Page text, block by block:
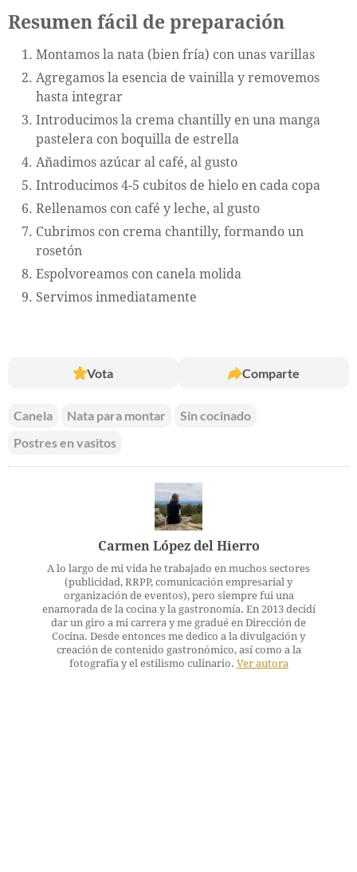
Resumen fácil de preparación
Montamos la nata (bien fría) con unas varillas
Agregamos la esencia de vainilla y removemos
hasta integrar
Introducimos la crema chantilly en una manga
pastelera con boquilla de estrella
Añadimos azúcar al café, al gusto
Introducimos 4-5 cubitos de hielo en cada copa
Rellenamos con café y leche, al gusto
Cubrimos con crema chantilly, formando un
rosetón
Espolvoreamos con canela molida
Servimos inmediatamente
Vota Comparte
Canela Nata para montar
Sin cocinado
Postres en vasitos
Carmen López del Hierro
A lo largo de mi vida he trabajado en muchos sectores
(publicidad, RRPP, comunicación empresarial y
organización de eventos), pero siempre fui una
enamorada de la cocina y la gastronomía. En 2013 decidí
dar un giro a mi carrera y me gradué en Dirección de
Cocina. Desde entonces me dedico a la divulgación y
creación de contenido gastronómico, así como a la
fotografía y el estilismo culinario. Ver autora